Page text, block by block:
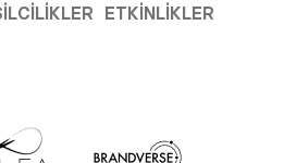
ETKINLIKLER